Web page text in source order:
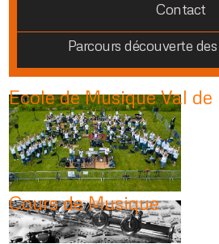
Contact
Parcours découverte
Ecole de Musique Val de
Cours de Musique